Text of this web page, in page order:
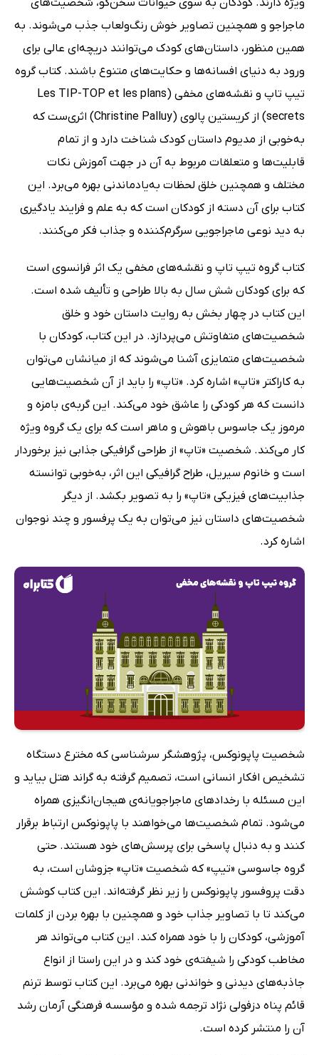
ویژه دارند. کودکان به سوی حیوانات سخن‌گو، شخصیت‌های
ماجراجو و همچنین تصاویر خوش رنگ‌ولعاب جذب می‌شوند. به
همین منظور، داستان‌های کودک می‌توانند دریچه‌ای عالی برای
ورود به دنیای افسانه‌ها و حکایت‌های متنوع باشند. کتاب گروه
تیپ‌ تاپ و نقشه‌های مخفی (Les TIP-TOP et les plans
secrets) از کریستین پالوی (Christine Palluy) اثری‌ست که
به‌خوبی از مدیوم داستان کودک شناخت دارد و از تمام
قابلیت‌ها و متعلقات مربوط به آن در جهت آموزش نکات
مختلف و همچنین خلق لحظات به‌یادماندنی بهره می‌برد. این
کتاب برای آن دسته از کودکان است که به علم و فرایند یادگیری
به دید نوعی ماجراجویی سرگرم‌کننده و جذاب فکر می‌کنند.
کتاب گروه تیپ‌ تاپ و نقشه‌های مخفی یک اثر فرانسوی است
که برای کودکان شش سال به بالا طراحی و تألیف شده است.
این کتاب در چهار بخش به روایت داستان خود و خلق
شخصیت‌های متفاوتش می‌پردازد. در این کتاب، کودکان با
شخصیت‌های متمایزی آشنا می‌شوند که از میانشان می‌توان
به کاراکتر «تاپ» اشاره کرد. «تاپ» را باید از آن شخصیت‌هایی
دانست که هر کودکی را عاشق خود می‌کند. این گربه‌ی بامزه و
مرموز یک جاسوس باهوش و ماهر است که برای یک گروه ویژه
کار می‌کند. شخصیت «تاپ» از طراحی گرافیکی جذابی نیز برخوردار
است و خانوم سیریل، طراح گرافیکی این اثر، به‌خوبی توانسته
جذابیت‌های فیزیکی «تاپ» را به تصویر بکشد. از دیگر
شخصیت‌های داستان نیز می‌توان به یک پرفسور و چند نوجوان
اشاره کرد.
شخصیت پاپونوکس، پژوهشگر سرشناسی که مخترع دستگاه
تشخیص افکار انسانی است، تصمیم گرفته به گراند هتل بیاید و
این مسئله با رخدادهای ماجراجویانه‌ی هیجان‌انگیزی همراه
می‌شود. تمام شخصیت‌ها می‌خواهند با پاپونوکس ارتباط برقرار
کنند و به دنبال پاسخی برای پرسش‌های خود هستند. حتی
گروه جاسوسی «تیپ» که شخصیت «تاپ» جزوشان است، به‌
دقت پروفسور پاپونوکس را زیر نظر گرفته‌اند. این کتاب کوشش
می‌کند تا با تصاویر جذاب خود و همچنین با بهره بردن از کلمات
آموزشی، کودکان را با خود همراه کند. این کتاب می‌تواند هر
مخاطب کودکی را شیفته‌ی خود کند و در این راستا از انواع
جاذبه‌های دیدنی و خواندنی بهره می‌برد. این کتاب توسط ترنم
قائم پناه دزفولی نژاد ترجمه شده و مؤسسه فرهنگی آرمان رشد
آن را منتشر کرده است.